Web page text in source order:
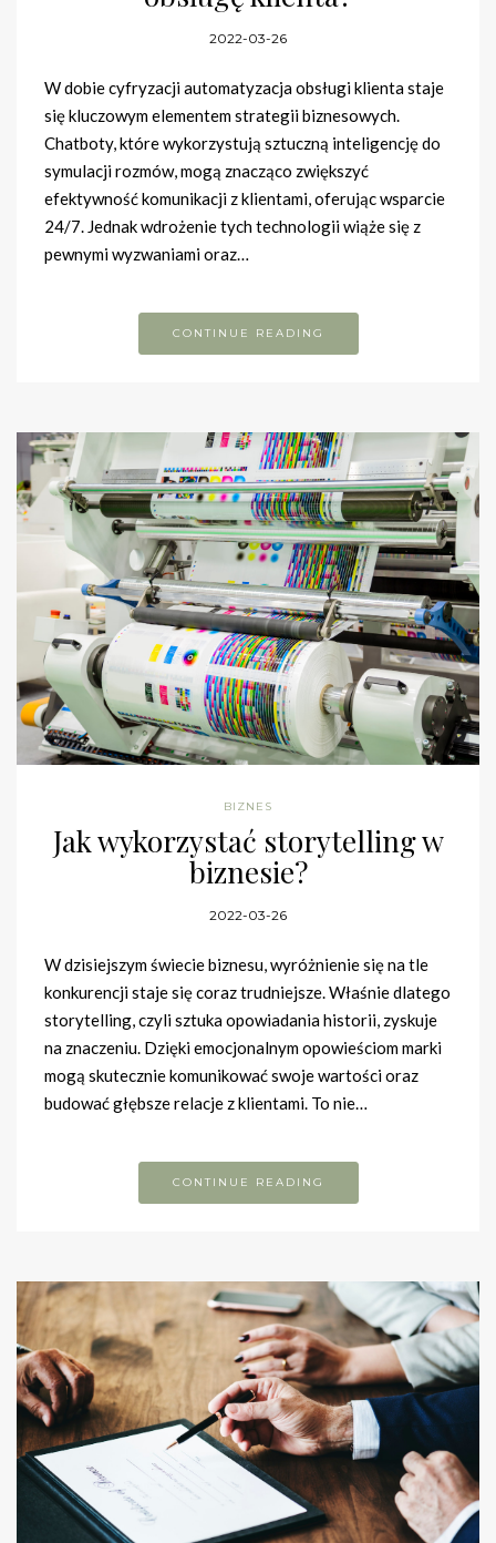
2022-03-26
W dobie cyfryzacji automatyzacja obsługi klienta staje
się kluczowym elementem strategii biznesowych.
Chatboty, które wykorzystują sztuczną inteligencję do
symulacji rozmów, mogą znacząco zwiększyć
efektywność komunikacji z klientami, oferując wsparcie
24/7. Jednak wdrożenie tych technologii wiąże się z
pewnymi wyzwaniami oraz…
CONTINUE READING
BIZNES
Jak wykorzystać storytelling w
biznesie?
2022-03-26
W dzisiejszym świecie biznesu, wyróżnienie się na tle
konkurencji staje się coraz trudniejsze. Właśnie dlatego
storytelling, czyli sztuka opowiadania historii, zyskuje
na znaczeniu. Dzięki emocjonalnym opowieściom marki
mogą skutecznie komunikować swoje wartości oraz
budować głębsze relacje z klientami. To nie…
CONTINUE READING